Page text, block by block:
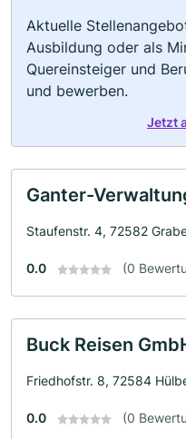
Aktuelle
Ausbildung oder als
Quereinsteiger und
und bewerben.
Jetzt
Ganter-
Staufenstr. 4, 72582
0.0 (0
Buck Reisen
Friedhofstr. 8, 72584
0.0 (0